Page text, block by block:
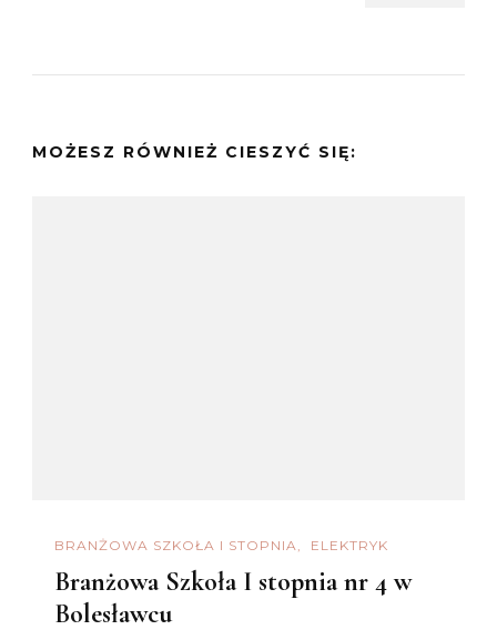
MOŻESZ RÓWNIEŻ CIESZYĆ SIĘ:
BRANŻOWA SZKOŁA I STOPNIA ELEKTRYK
Branżowa Szkoła I stopnia nr 4 w
Bolesławcu